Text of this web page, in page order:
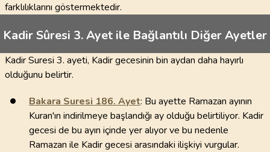
farklılıklarını göstermektedir.
Kadir Sûresi 3. Ayet ile Bağlantılı Diğer Ayetler
Kadir Suresi 3. ayeti, Kadir gecesinin bin aydan daha hayırlı
olduğunu belirtir.
Bakara Suresi 186. Ayet: Bu ayette Ramazan ayının
Kuran'ın indirilmeye başlandığı ay olduğu belirtiliyor. Kadir
gecesi de bu ayın içinde yer alıyor ve bu nedenle
Ramazan ile Kadir gecesi arasındaki ilişkiyi vurgular.